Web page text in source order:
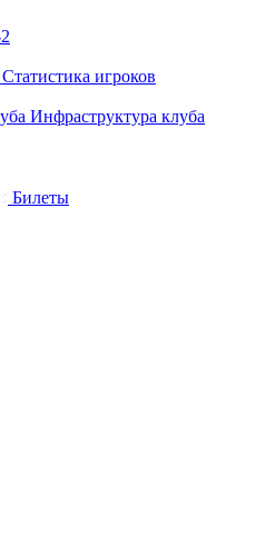
Статистика игроков
Инфраструктура клуба
Билеты